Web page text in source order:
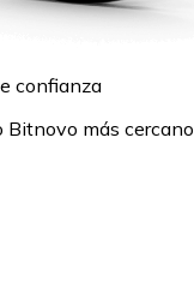
confianza
Bitnovo más cercano